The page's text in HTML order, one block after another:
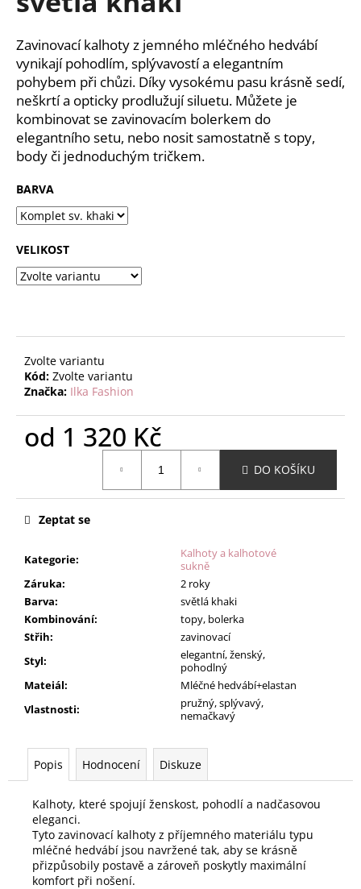
z
hvězdiček.
Zavinovací kalhoty z jemného mléčného hedvábí
vynikají pohodlím, splývavostí a elegantním
pohybem při chůzi. Díky vysokému pasu krásně sedí,
neškrtí a opticky prodlužují siluetu. Můžete je
kombinovat se zavinovacím bolerkem do
elegantního setu, nebo nosit samostatně s topy,
body či jednoduchým tričkem.
BARVA
VELIKOST
Zvolte variantu
Kód: Zvolte variantu
Značka: Ilka Fashion
od 1 320 Kč
DO KOŠÍKU
Kategorie:
Kalhoty a kalhotové
sukně
Záruka:
2 roky
Barva:
světlá khaki
Kombinování:
topy, bolerka
Střih:
zavinovací
Styl:
elegantní, ženský,
pohodlný
Mateiál:
Mléčné hedvábí+elastan
Vlastnosti:
pružný, splývavý,
nemačkavý
Zeptat se
Popis Hodnocení Diskuze
Kalhoty, které spojují ženskost, pohodlí a nadčasovou
eleganci.
Tyto zavinovací kalhoty z příjemného materiálu typu
mléčné hedvábí jsou navržené tak, aby se krásně
přizpůsobily postavě a zároveň poskytly maximální
komfort při nošení.
j
e
m
e